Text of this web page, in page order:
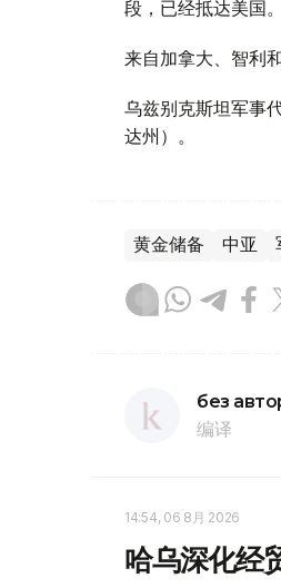
段，已经抵达美国。
来自加拿大、智利
乌兹别克斯坦军事
达州）。
黄金储备 中亚
без
编译
14:54, 06 8月 2026
哈乌深化经